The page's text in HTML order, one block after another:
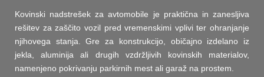
Kovinski nadstrešek za avtomobile je praktična in zanesljiva
rešitev za zaščito vozil pred vremenskimi vplivi ter ohranjanje
njihovega stanja. Gre za konstrukcijo, običajno izdelano iz
jekla, aluminija ali drugih vzdržljivih kovinskih materialov,
namenjeno pokrivanju parkirnih mest ali garaž na prostem.